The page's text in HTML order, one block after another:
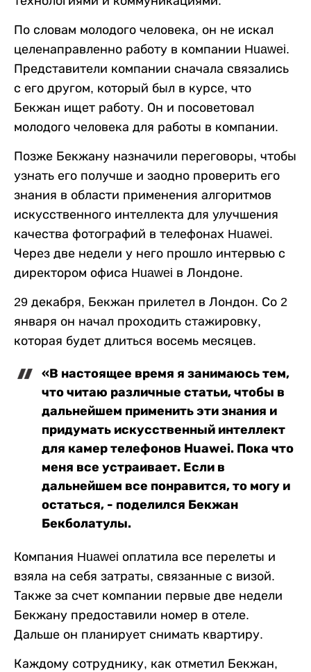
По словам молодого человека, он не искал
целенаправленно работу в компании Huawei.
Представители компании сначала связались
с его другом, который был в курсе, что
Бекжан ищет работу. Он и посоветовал
молодого человека для работы в компании.
Позже Бекжану назначили переговоры, чтобы
узнать его получше и заодно проверить его
знания в области применения алгоритмов
искусственного интеллекта для улучшения
качества фотографий в телефонах Huawei.
Через две недели у него прошло интервью с
директором офиса Huawei в Лондоне.
29 декабря, Бекжан прилетел в Лондон. Со 2
января он начал проходить стажировку,
которая будет длиться восемь месяцев.
«В настоящее время я занимаюсь тем,
что читаю различные статьи, чтобы в
дальнейшем применить эти знания и
придумать искусственный интеллект
для камер телефонов Huawei. Пока что
меня все устраивает. Если в
дальнейшем все понравится, то могу и
остаться, - поделился Бекжан
Бекболатулы.
Компания Huawei оплатила все перелеты и
взяла на себя затраты, связанные с визой.
Также за счет компании первые две недели
Бекжану предоставили номер в отеле.
Дальше он планирует снимать квартиру.
Каждому сотруднику, как отметил Бекжан,